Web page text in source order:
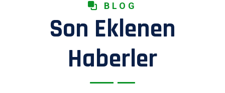
BLOG
Son Eklenen
Haberler